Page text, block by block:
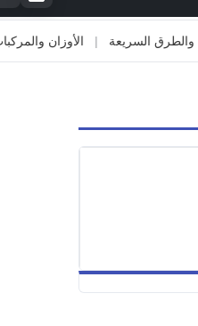
السريعة | الأوزان والمركبات